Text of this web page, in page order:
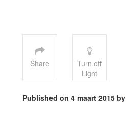
Share
Turn off
Light
Published on 4 maart 2015 by